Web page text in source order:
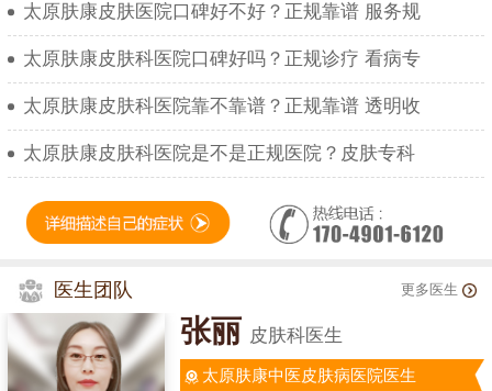
太原肤康皮肤医院口碑好不好？正规靠谱 服务规
太原肤康皮肤科医院口碑好吗？正规诊疗 看病专
太原肤康皮肤科医院靠不靠谱？正规靠谱 透明收
太原肤康皮肤科医院是不是正规医院？皮肤专科
医生团队 更多医生
张丽 皮肤科医生
太原肤康中医皮肤病医院医生